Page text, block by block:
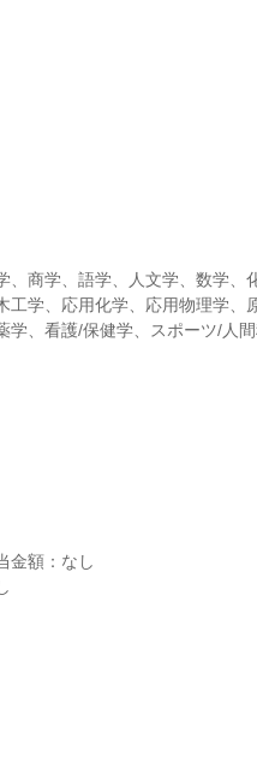
商学、語学、人文学、数学、
学、応用化学、応用物理学、
、看護/保健学、スポーツ/人間
金額：なし